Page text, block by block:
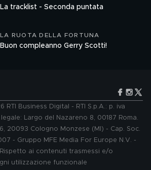
La tracklist - Seconda puntata
LA RUOTA DELLA FORTUNA
Buon compleanno Gerry Scotti!
RTI Business Digital - RTI S.p.A.: p. iva
Largo del Nazareno 8, 00187 Roma.
20093 Cologno Monzese (MI) - Cap. Soc.
- Gruppo MFE Media For Europe N.V. -
ai contenuti trasmessi e/o
utilizzazione funzionale